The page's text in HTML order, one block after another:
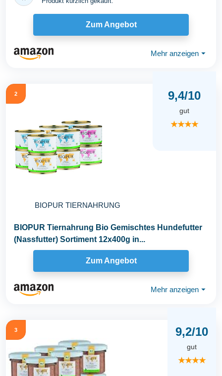
Zum Angebot
Mehr anzeigen ⏷
2
BIOPUR TIERNAHRUNG
9,4/10
gut
★★★★
BIOPUR Tiernahrung Bio Gemischtes Hundefutter
(Nassfutter) Sortiment 12x400g in...
Zum Angebot
Mehr anzeigen ⏷
3 9,2/10
gut
★★★★